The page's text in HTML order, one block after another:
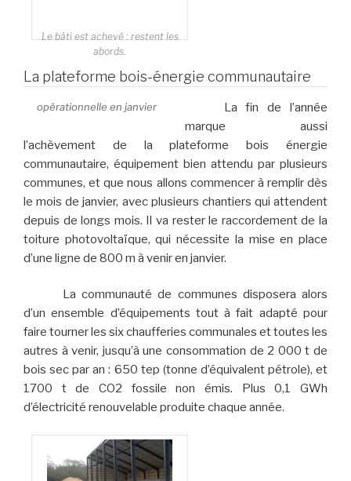
Le bâti est achevé : restent les
abords.
La plateforme bois-énergie communautaire
opérationnelle en janvier
La fin de l’année
marque aussi
l’achèvement de la plateforme bois énergie
communautaire, équipement bien attendu par plusieurs
communes, et que nous allons commencer à remplir dès
le mois de janvier, avec plusieurs chantiers qui attendent
depuis de longs mois. Il va rester le raccordement de la
toiture photovoltaïque, qui nécessite la mise en place
d’une ligne de 800 m à venir en janvier.
La communauté de communes disposera alors
d’un ensemble d’équipements tout à fait adapté pour
faire tourner les six chaufferies communales et toutes les
autres à venir, jusqu’à une consommation de 2 000 t de
bois sec par an : 650 tep (tonne d’équivalent pétrole), et
1700 t de CO2 fossile non émis. Plus 0,1 GWh
d’électricité renouvelable produite chaque année.